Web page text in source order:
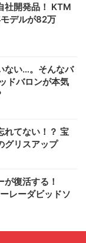
社開発品！ KTM
デルが82万
ない…。そんなバ
ドバロンが本気
れてない！？ 宝
グリスアップ
が復活する！
レーダビッドソ